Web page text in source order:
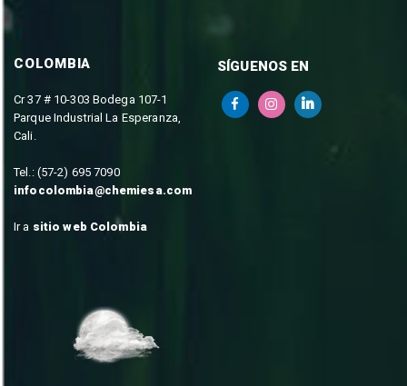
COLOMBIA
Cr 37 # 10-303 Bodega 107-1
Parque Industrial La Esperanza,
Cali.
Tel.: (57-2) 695 7090
infocolombia@chemiesa.com
Ir a sitio web Colombia
SÍGUENOS EN